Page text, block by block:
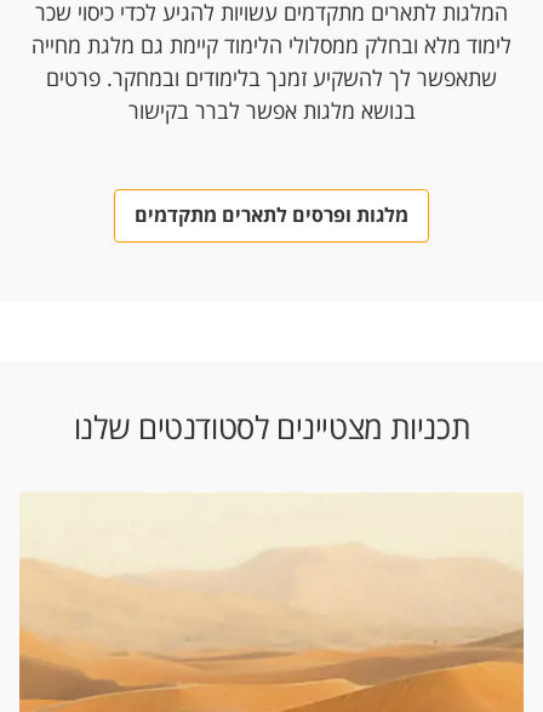
המלגות לתארים מתקדמים עשויות להגיע לכדי כיסוי שכר
לימוד מלא ובחלק ממסלולי הלימוד קיימת גם מלגת מחייה
שתאפשר לך להשקיע זמנך בלימודים ובמחקר. פרטים
בנושא מלגות אפשר לברר בקישור
מלגות ופרסים לתארים מתקדמים
תכניות מצטיינים לסטודנטים שלנו